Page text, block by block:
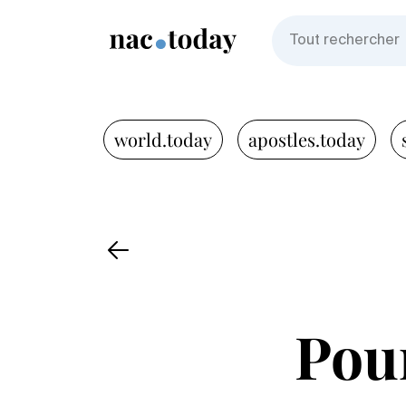
world.today apostles.today